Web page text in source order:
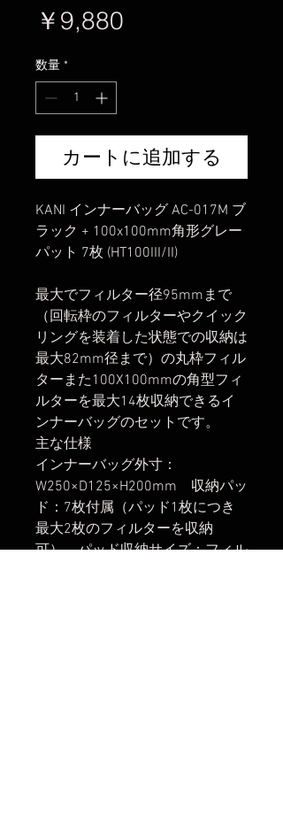
￥9,880
数量 *
カートに追加する
KANI インナーバッグ AC-017M ブ
ラック + 100x100mm角形グレー
パット 7枚 (HT100III/II)
最大でフィルター径95mmまで
（回転枠のフィルターやクイック
リングを装着した状態での収納は
最大82mm径まで）の丸枠フィル
ターまた100X100mmの角型フィ
ルターを最大14枚収納できるイ
ンナーバッグのセットです。
主な仕様
インナーバッグ外寸：
W250×D125×H200mm 収納パッ
ド：7枚付属（パッド1枚につき
最大2枚のフィルターを収納
可） パッド収納サイズ：フィル